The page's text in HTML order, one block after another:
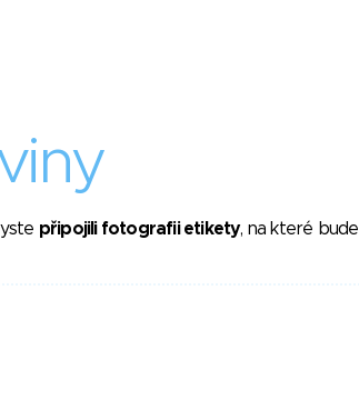
připojili fotografii etikety, na které bude